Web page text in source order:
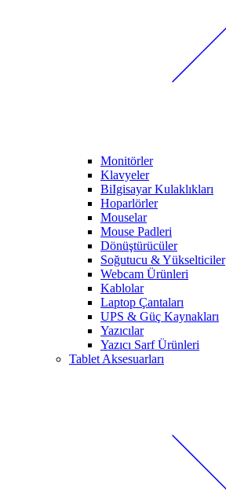
Monitörler
Klavyeler
BiIgisayar Kulaklıkları
Hoparlörler
Mouselar
Mouse Padleri
Dönüştürücüler
Soğutucu & Yükselticiler
Webcam Ürünleri
Kablolar
Laptop Çantaları
UPS & Güç Kaynakları
Yazıcılar
Yazıcı Sarf Ürünleri
Tablet Aksesuarları